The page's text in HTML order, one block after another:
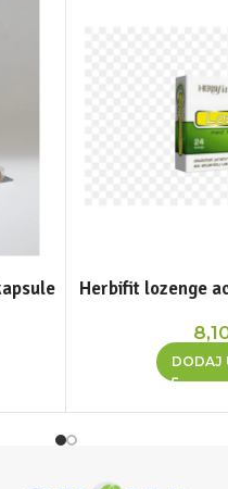
Herbifit lozenge
DODAJ